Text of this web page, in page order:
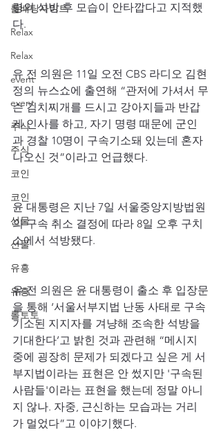
롤배팅사이트
Relax
Relax
event
event
주식
주식
코인
코인
선물
선물
유흥
유흥
롤토토
령의 석방 후 모습이 안타깝다고 지적했
다.
유 전 의원은 11일 오전 CBS 라디오 김현
정의 뉴스쇼에 출연해 “관저에 가셔서 무
슨 김치찌개를 드시고 강아지들과 반갑
게 인사를 하고, 자기 명령 때문에 군인
과 경찰 10명이 구속기소돼 있는데 혼자
나오신 것”이라고 언급했다.
윤 대통령은 지난 7일 서울중앙지방법원
의 구속 취소 결정에 따라 8일 오후 구치
소에서 석방됐다.
유 전 의원은 윤 대통령이 출소 후 입장문
을 통해 ‘서울서부지법 난동 사태로 구속
기소된 지지자를 겨냥해 조속한 석방을
기대한다’고 밝힌 것과 관련해 “메시지
중에 굉장히 문제가 되겠다고 싶은 게 서
부지법이라는 표현은 안 썼지만 '구속된
사람들'이라는 표현을 했는데 정말 아니
지 않나. 자중, 근신하는 모습과는 거리
가 멀었다”고 이야기했다.